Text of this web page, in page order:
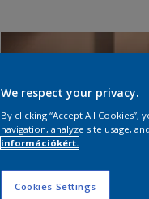
We respect your privacy.
By clicking “Accept All
navigation, analyze site usage,
információkért.
Cookies Settings